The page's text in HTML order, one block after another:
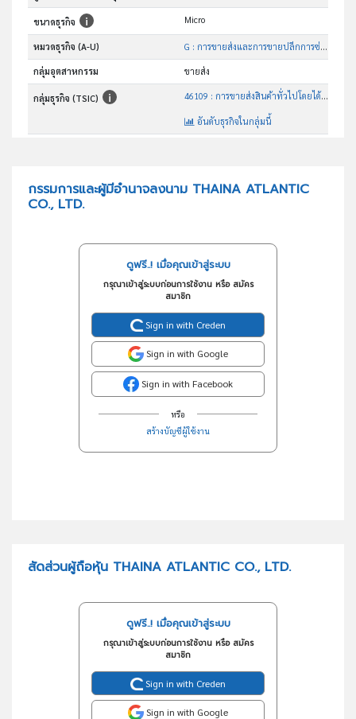
ขนาดธุรกิจ Micro
หมวดธุรกิจ (A-U) G : การขายส่งและการขายปลีกการซ่อมยานยนต์และ จักรยานยนต์
กลุ่มอุตสาหกรรม ขายส่ง
กลุ่มธุรกิจ (TSIC) 46109 : การขายส่งสินค้าทั่วไปโดยได้รับค่าตอบแทนหรือตามสัญญาจ้าง
อันดับธุรกิจในกลุ่มนี้
กรรมการและผู้มีอำนาจลงนาม THAINA ATLANTIC
CO., LTD.
ดูฟรี..! เมื่อคุณเข้าสู่ระบบ
กรุณาเข้าสู่ระบบก่อนการใช้งาน หรือ สมัคร
สมาชิก
Sign in with Creden
Sign in with Google
Sign in with Facebook
หรือ
สร้างบัญชีผู้ใช้งาน
สัดส่วนผู้ถือหุ้น THAINA ATLANTIC CO., LTD.
ดูฟรี..! เมื่อคุณเข้าสู่ระบบ
กรุณาเข้าสู่ระบบก่อนการใช้งาน หรือ สมัคร
สมาชิก
Sign in with Creden
Sign in with Google